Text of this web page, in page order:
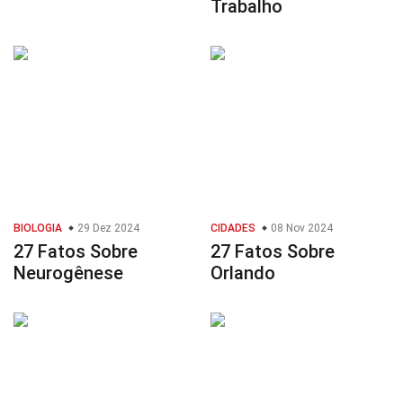
Trabalho
BIOLOGIA 29 Dez 2024
27 Fatos Sobre
Neurogênese
CIDADES 08 Nov 2024
27 Fatos Sobre
Orlando